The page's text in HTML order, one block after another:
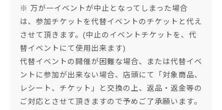
※ 万が一イベントが中止となってしまった場合
は、参加チケットを代替イベントのチケットと代え
させて頂きます。(中止のイベントチケットを、代
替イベントにて使用出来ます)
代替イベントの開催が困難な場合、または代替イベ
ントに参加が出来ない場合、店頭にて「対象商品、
レシート、チケット」と交換の上、返品・返金等の
ご対応とさせて頂きますので予めご了承願います。